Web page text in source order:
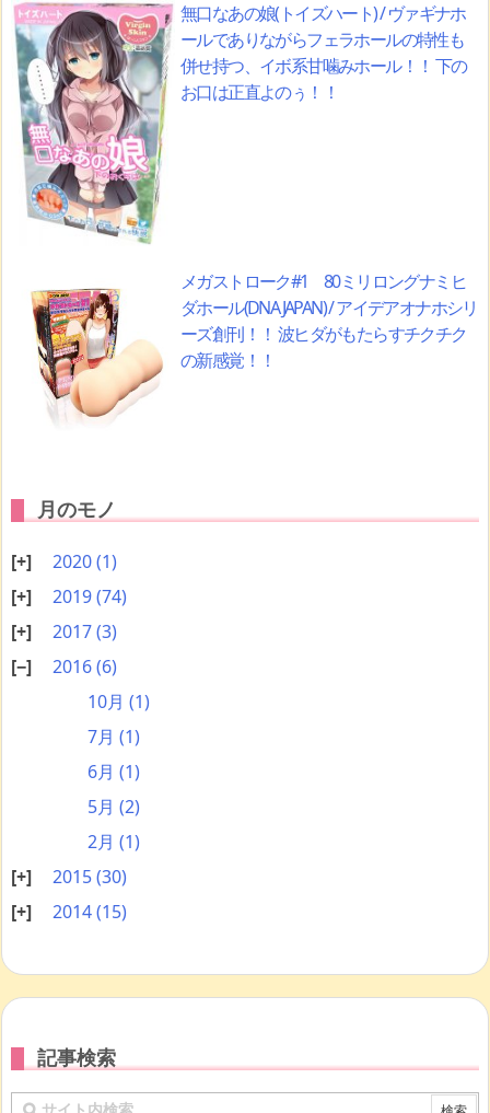
無口なあの娘(トイズハート) / ヴァギナホ
ールでありながらフェラホールの特性も
併せ持つ、イボ系甘噛みホール！！ 下の
お口は正直よのぅ！！
メガストローク#1 80ミリロングナミヒ
ダホール(DNA JAPAN) / アイデアオナホシリ
ーズ創刊！！ 波ヒダがもたらすチクチク
の新感覚！！
月のモノ
2020(1)
2019(74)
2017(3)
2016(6)
10月 (1)
7月 (1)
6月 (1)
5月 (2)
2月 (1)
2015(30)
2014(15)
記事検索